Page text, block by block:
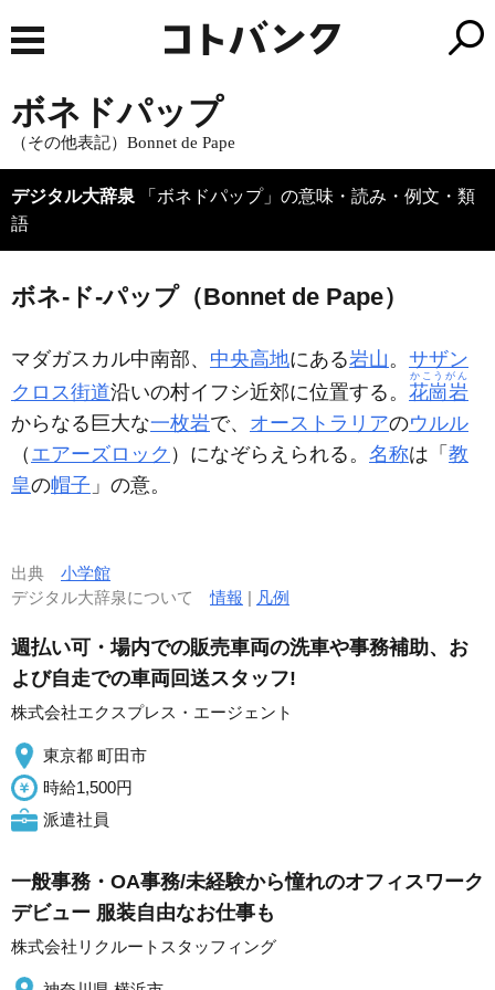
ボネドパップ
（その他表記）Bonnet de Pape
デジタル大辞泉
語
ボネ‐ド‐パップ（Bonnet de Pape）
マダガスカル中南部、 中央高地にある岩山。 サザン
クロス街道沿いの村イフシ近郊に位置する。 花崗岩
かこうがん
からなる巨大な一枚岩で、 オーストラリアのウルル
（ エアーズロック ）になぞらえられる。 名称は「 教
皇の帽子 」の意。
出典 小学館
デジタル大辞泉について情報 | 凡例
週払い可・場内での販売車両の洗車や事務補助、お
よび自走での車両回送スタッフ!
株式会社エクスプレス・エージェント
東京都 町田市
時給1,500円
派遣社員
一般事務・OA事務/未経験から憧れのオフィスワーク
デビュー 服装自由なお仕事も
株式会社リクルートスタッフィング